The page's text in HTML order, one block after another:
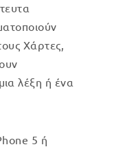
Χάρτες,
λέξη ή ένα
5 ή